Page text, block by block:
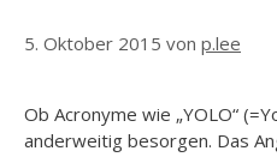
5. Oktober 2015 von p.lee
Ob Acronyme wie „YOLO“
anderweitig besorgen. Das